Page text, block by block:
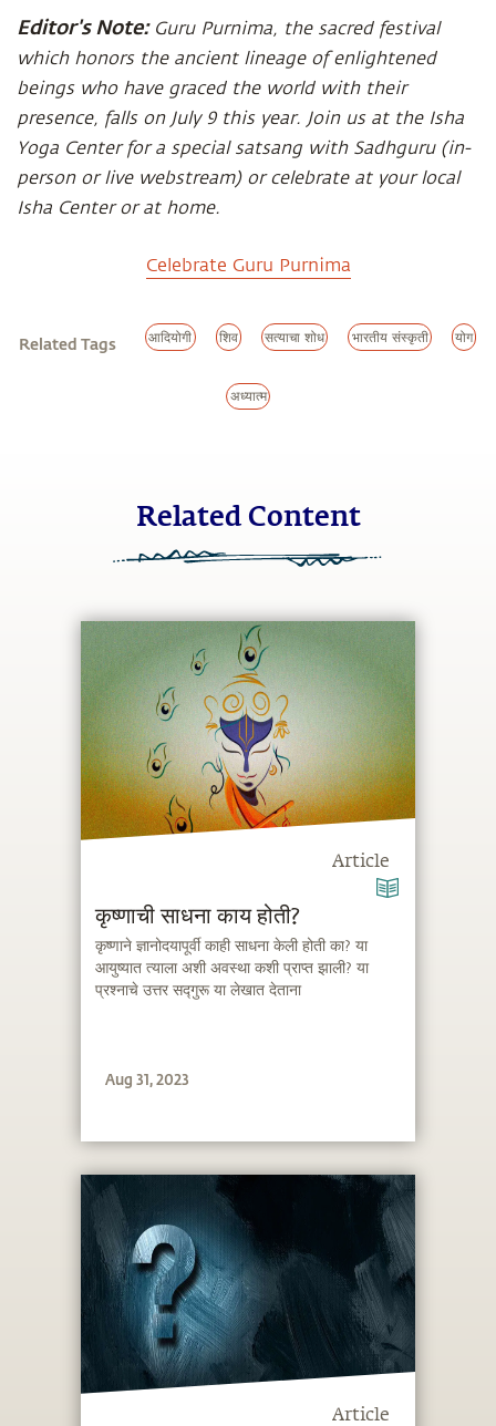
Editor's Note: Guru Purnima, the sacred festival
which honors the ancient lineage of enlightened
beings who have graced the world with their
presence, falls on July 9 this year. Join us at the Isha
Yoga Center for a special satsang with Sadhguru (in-
person or live webstream) or celebrate at your local
Isha Center or at home.
Celebrate Guru Purnima
Related Tags आदियोगी शिव सत्याचा शोध भारतीय संस्कृती योग
अध्यात्म
Related Content
Article
कृष्णाची साधना काय होती?
कृष्णाने ज्ञानोदयापूर्वी काही साधना केली होती का? या
आयुष्यात त्याला अशी अवस्था कशी प्राप्त झाली? या
प्रश्नाचे उत्तर सद्गुरू या लेखात देताना
Aug 31, 2023
Article